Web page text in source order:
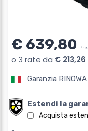
€ 639,80
Garanzia
Estendi la
Acquista